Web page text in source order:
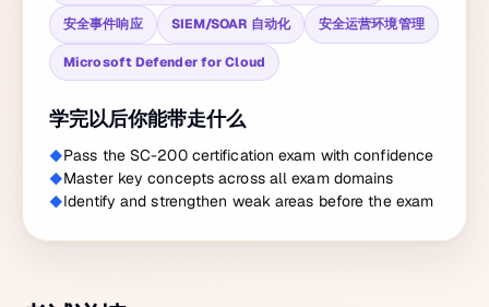
安全事件响应 SIEM/SOAR 自动化 安全运营环境管理
Microsoft Defender for Cloud
学完以后你能带走什么
Pass the SC-200 certification exam with confidence
Master key concepts across all exam domains
Identify and strengthen weak areas before the exam